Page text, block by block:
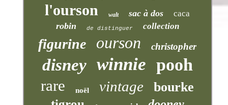
l'ourson walt sac à dos caca
robin de distinguer collection
figurine ourson christopher
disney winnie pooh
rare noël vintage bourke